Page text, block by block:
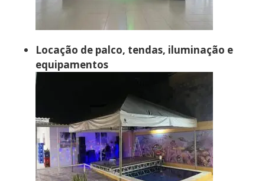
Locação de palco, tendas, iluminação e
equipamentos